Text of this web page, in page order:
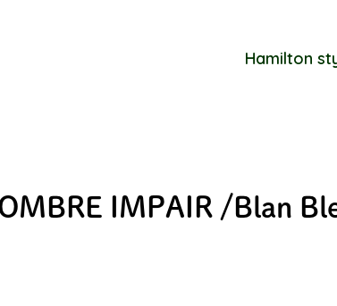
Hamilton
IMPAIR /Blan